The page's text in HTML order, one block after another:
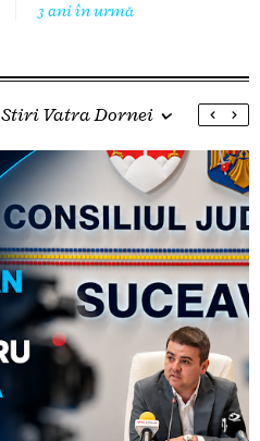
3 ani în urmă
Stiri Vatra Dornei